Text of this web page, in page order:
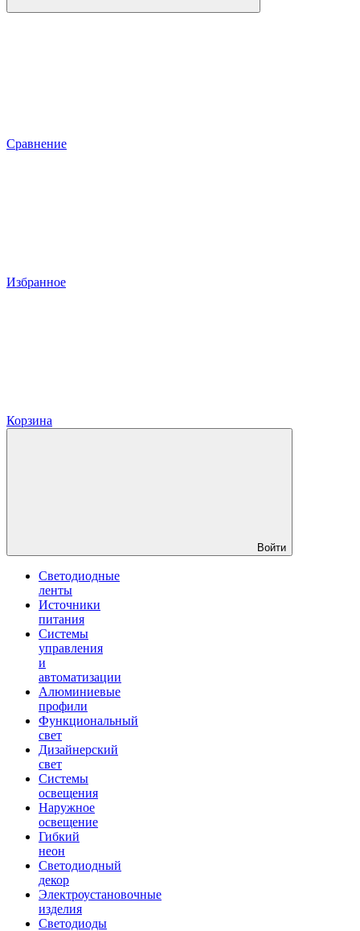
Сравнение
Избранное
Корзина
Войти
Светодиодные
ленты
Источники
питания
Системы
управления
и
автоматизации
Алюминиевые
профили
Функциональный
свет
Дизайнерский
свет
Системы
освещения
Наружное
освещение
Гибкий
неон
Светодиодный
декор
Электроустановочные
изделия
Светодиоды